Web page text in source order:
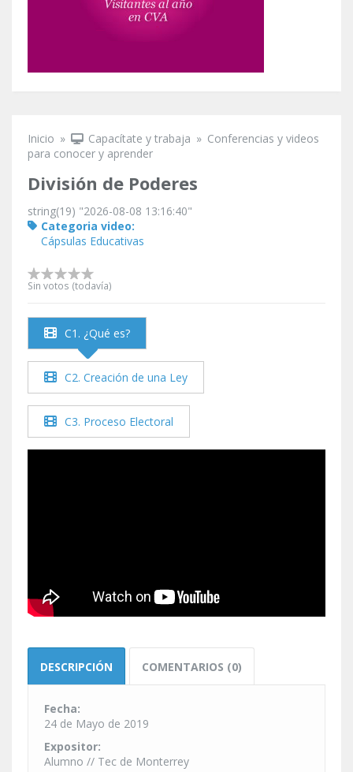
Se encuentra usted aquí
Inicio » Capacítate y trabaja » Conferencias y videos
para conocer y aprender
División de Poderes
string(19) "2026-08-08 13:16:40"
Categoria video:
Cápsulas Educativas
Sin votos (todavía)
C1. ¿Qué es?
C2. Creación de una Ley
C3. Proceso Electoral
DESCRIPCIÓN COMENTARIOS (0)
Fecha:
24 de Mayo de 2019
Expositor:
Alumno // Tec de Monterrey